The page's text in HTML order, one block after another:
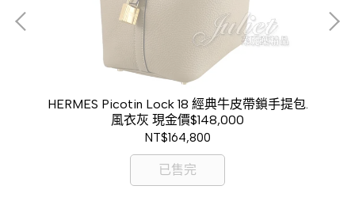
HERMES Picotin Lock 18 經典牛皮帶鎖手提包.
風衣灰 現金價$148,000
NT$164,800
已售完